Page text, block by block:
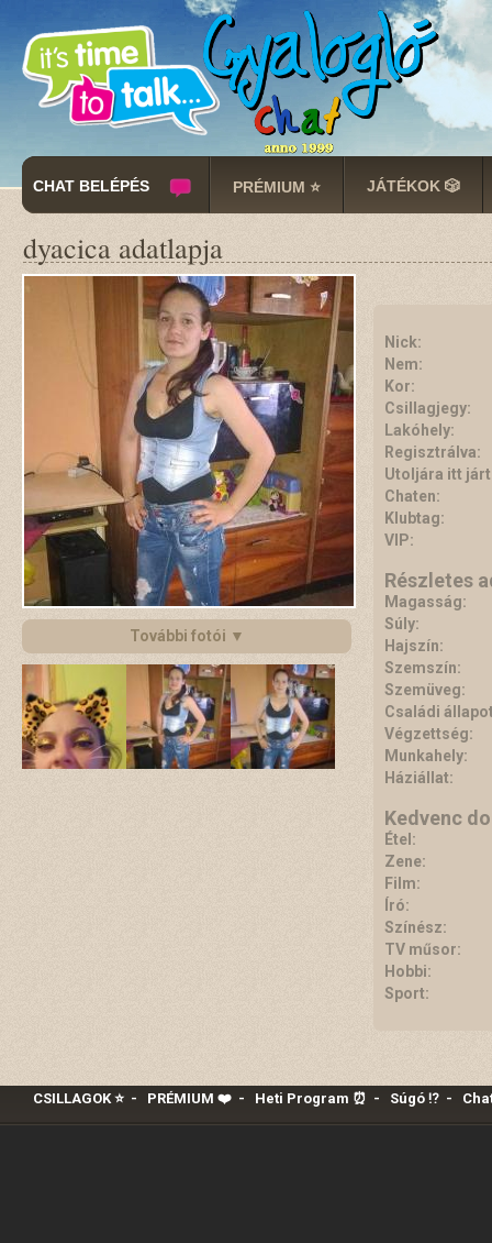
CHAT BELÉPÉS PRÉMIUM ⭐ JÁTÉKOK 🎲
dyacica adatlapja
További fotói ▼
Nick:
Nem:
Kor:
Csillagjegy:
Lakóhely:
Regisztrálva:
Utoljára itt
Chaten:
Klubtag:
VIP:
Részletes
Magasság:
Súly:
Hajszín:
Szemszín:
Szemüveg:
Családi
Végzettség:
Munkahely:
Háziállat:
Kedvenc
Étel:
Zene:
Film:
Író:
Színész:
TV műsor:
Hobbi:
Sport:
CSILLAGOK ⭐- PRÉMIUM ❤️‍- Heti Program ⏰ - Súgó ⁉️-